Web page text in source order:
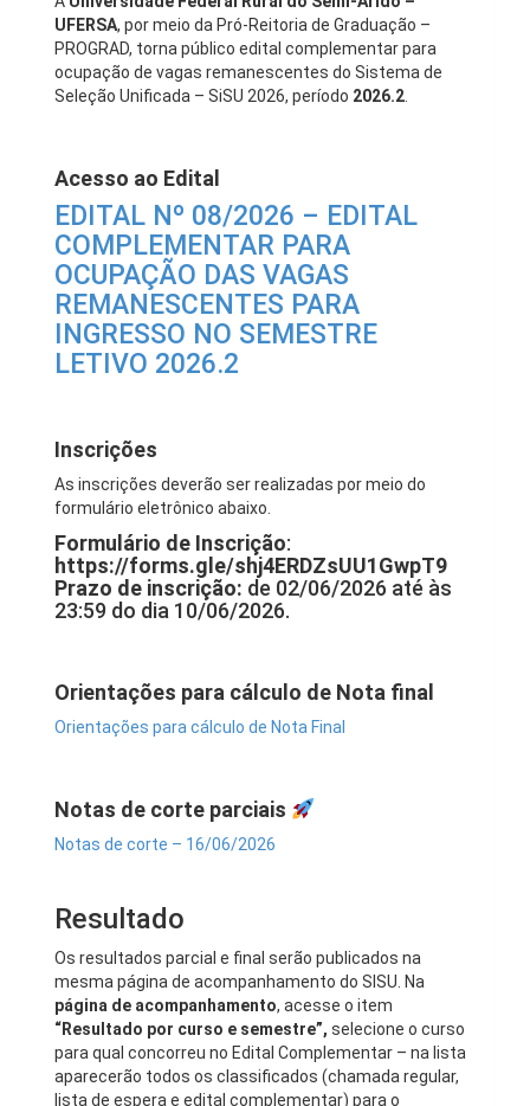
UFERSA, por meio da Pró-Reitoria de Graduação –
PROGRAD, torna público edital complementar para
ocupação de vagas remanescentes do Sistema de
Seleção Unificada – SiSU 2026, período 2026.2
Acesso ao Edital
EDITAL Nº 08/2026 – EDITAL
COMPLEMENTAR PARA
OCUPAÇÃO DAS VAGAS
REMANESCENTES PARA
INGRESSO NO SEMESTRE
LETIVO 2026.2
Inscrições
As inscrições deverão ser realizadas por meio do
formulário eletrônico abaixo.
Formulário de Inscrição:
https://forms.gle/shj4ERDZsUU1GwpT9
Prazo de inscrição: de 02/06/2026 até às
23:59 do dia 10/06/2026.
Orientações para cálculo de Nota final
Orientações para cálculo de Nota Final
Notas de corte parciais
Notas de corte – 16/06/2026
Resultado
Os resultados parcial e final serão publicados na
mesma página de acompanhamento do SISU. Na
página de acompanhamento, acesse o item
“Resultado por curso e semestre”, selecione o curso
para qual concorreu no Edital Complementar – na lista
aparecerão todos os classificados (chamada regular,
lista de espera e edital complementar) para o